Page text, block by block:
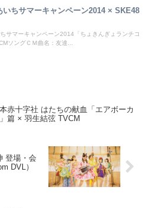
いちサマーキャンペーン2014 × SKE48
サマーキャンペーン2014「ちょきんぎょランチコ
ソングＣＭ曲名：友達...
赤十字社 はたちの献血「エアボーカ
篇 × 羽生結弦 TVCM
登場・会
DVL）